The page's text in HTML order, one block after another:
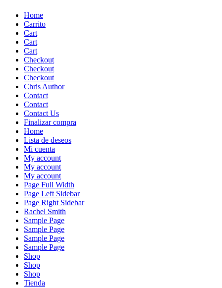
Skip
content
Home
Carrito
Cart
Cart
Cart
Checkout
Checkout
Checkout
Chris Author
Contact
Contact
Contact Us
Finalizar compra
Home
Lista de deseos
Mi cuenta
My account
My account
My account
Page Full Width
Page Left Sidebar
Page Right Sidebar
Rachel Smith
Sample Page
Sample Page
Sample Page
Sample Page
Shop
Shop
Shop
Tienda